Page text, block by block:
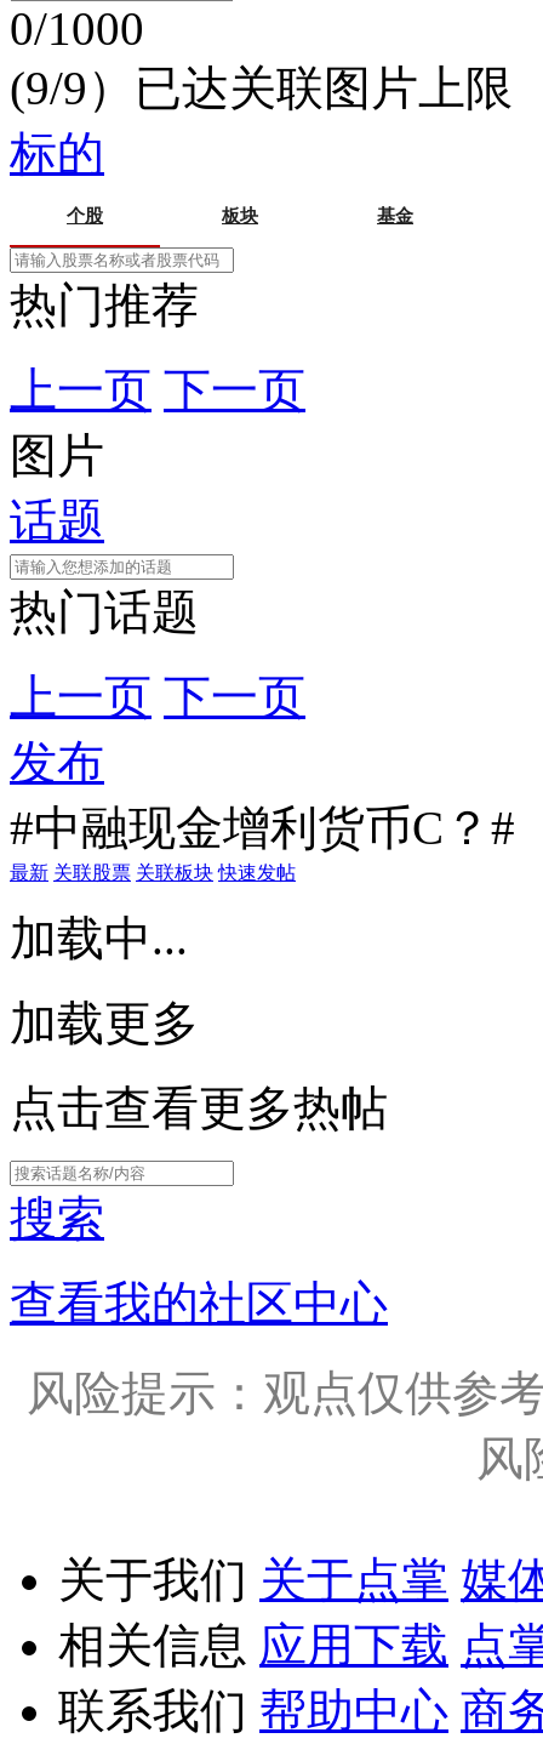
0/1000
(9/9）已达关联图片上限
标的
个股 板块 基金
热门推荐
上一页 下一页
图片
话题
热门话题
上一页 下一页
发布
#中融现金增利货币C？#
最新 关联股票 关联板块 快速发帖
加载中...
加载更多
点击查看更多热帖
搜索
查看我的社区中心
风险提示：观点仅供参
风
关于我们 关于点掌 媒
相关信息 应用下载 点
联系我们 帮助中心 商